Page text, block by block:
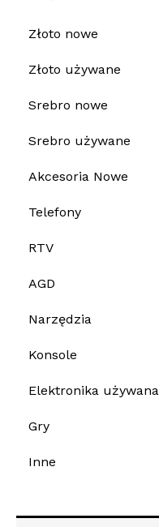
Złoto nowe
Złoto używane
Srebro nowe
Srebro używane
Akcesoria Nowe
Telefony
RTV
AGD
Narzędzia
Konsole
Elektronika używana
Gry
Inne